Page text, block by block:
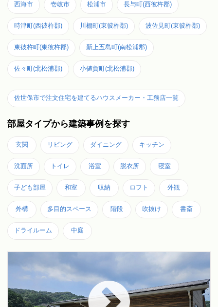
西海市 壱岐市 松浦市 長与町(西彼杵郡)
時津町(西彼杵郡) 川棚町(東彼杵郡) 波佐見町(東彼杵郡)
東彼杵町(東彼杵郡) 新上五島町(南松浦郡)
佐々町(北松浦郡) 小値賀町(北松浦郡)
佐世保市で注文住宅を建てるハウスメーカー・工務店一覧
部屋タイプから建築事例を探す
玄関 リビング ダイニング キッチン
洗面所 トイレ 浴室 脱衣所 寝室
子ども部屋 和室 収納 ロフト 外観
外構 多目的スペース 階段 吹抜け 書斎
ドライルーム 中庭